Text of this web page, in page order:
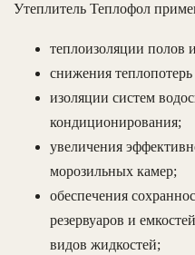
Утеплитель Теплофол
теплоизоляции полов
снижения
изоляции систем
кондиционирования;
увеличения
морозильных камер;
обеспечения
резервуаров и
видов жидкостей;